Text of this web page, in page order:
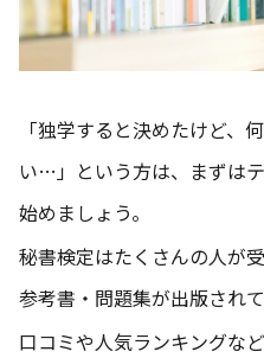
「独学すると決めたけど、
い…」という方は、まずは
始めましょう。
秘書検定はたくさんの人が
参考書・問題集が出版されて
口コミや人気ランキングな